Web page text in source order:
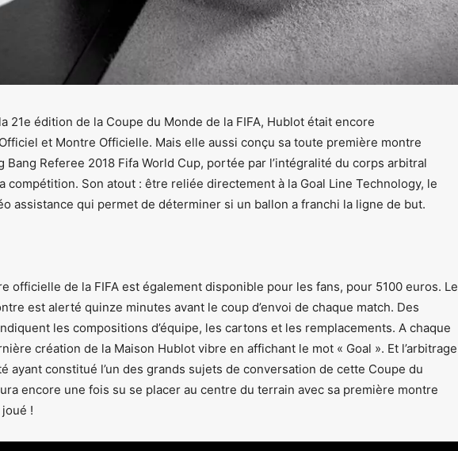
21e édition de la Coupe du Monde de la FIFA, Hublot était encore
et Montre Officielle. Mais elle aussi conçu sa toute première montre
Bang Referee 2018 Fifa World Cup, portée par l’intégralité du corps arbitral
compétition. Son atout : être reliée directement à la Goal Line Technology, le
assistance qui permet de déterminer si un ballon a franchi la ligne de but.
officielle de la FIFA est également disponible pour les fans, pour 5100 euros. Le
est alerté quinze minutes avant le coup d’envoi de chaque match. Des
les compositions d’équipe, les cartons et les remplacements. A chaque
création de la Maison Hublot vibre en affichant le mot « Goal ». Et l’arbitrage
ayant constitué l’un des grands sujets de conversation de cette Coupe du
encore une fois su se placer au centre du terrain avec sa première montre
!